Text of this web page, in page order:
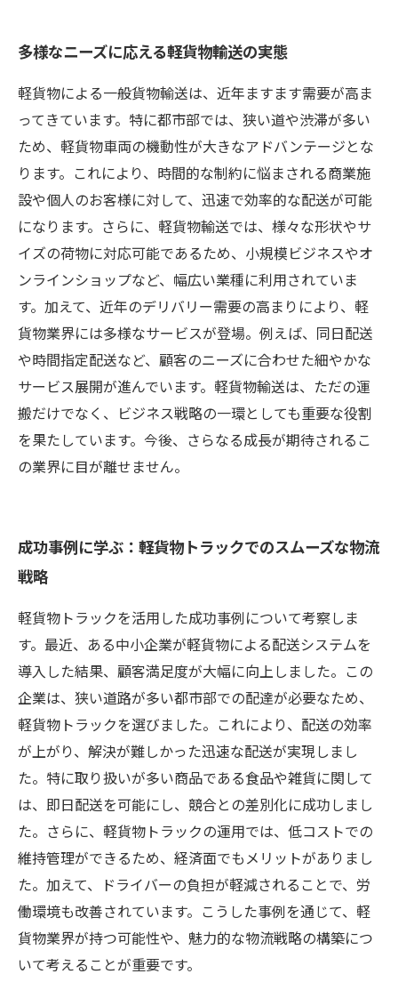
多様なニーズに応える軽貨物輸送の実態
軽貨物による一般貨物輸送は、近年ますます需要が高ま
ってきています。特に都市部では、狭い道や渋滞が多い
ため、軽貨物車両の機動性が大きなアドバンテージとな
ります。これにより、時間的な制約に悩まされる商業施
設や個人のお客様に対して、迅速で効率的な配送が可能
になります。さらに、軽貨物輸送では、様々な形状やサ
イズの荷物に対応可能であるため、小規模ビジネスやオ
ンラインショップなど、幅広い業種に利用されていま
す。加えて、近年のデリバリー需要の高まりにより、軽
貨物業界には多様なサービスが登場。例えば、同日配送
や時間指定配送など、顧客のニーズに合わせた細やかな
サービス展開が進んでいます。軽貨物輸送は、ただの運
搬だけでなく、ビジネス戦略の一環としても重要な役割
を果たしています。今後、さらなる成長が期待されるこ
の業界に目が離せません。
成功事例に学ぶ：軽貨物トラックでのスムーズな物流
戦略
軽貨物トラックを活用した成功事例について考察しま
す。最近、ある中小企業が軽貨物による配送システムを
導入した結果、顧客満足度が大幅に向上しました。この
企業は、狭い道路が多い都市部での配達が必要なため、
軽貨物トラックを選びました。これにより、配送の効率
が上がり、解決が難しかった迅速な配送が実現しまし
た。特に取り扱いが多い商品である食品や雑貨に関して
は、即日配送を可能にし、競合との差別化に成功しまし
た。さらに、軽貨物トラックの運用では、低コストでの
維持管理ができるため、経済面でもメリットがありまし
た。加えて、ドライバーの負担が軽減されることで、労
働環境も改善されています。こうした事例を通じて、軽
貨物業界が持つ可能性や、魅力的な物流戦略の構築につ
いて考えることが重要です。